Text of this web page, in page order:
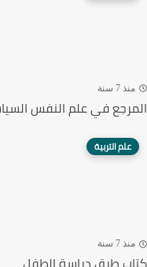
منذ 7 سنة
المرجع في علم النفس
علم التربية
منذ 7 سنة